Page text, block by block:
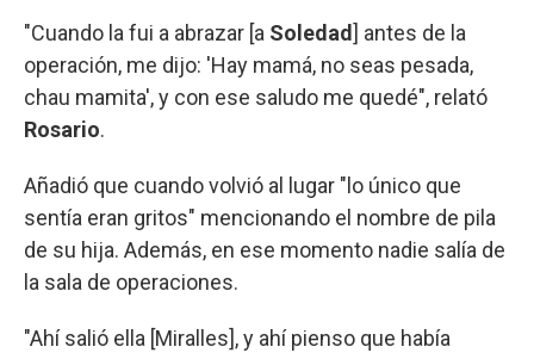
"Cuando la fui a abrazar [a Soledad] antes de la
operación, me dijo: 'Hay mamá, no seas pesada,
chau mamita', y con ese saludo me quedé", relató
Rosario.
Añadió que cuando volvió al lugar "lo único que
sentía eran gritos" mencionando el nombre de pila
de su hija. Además, en ese momento nadie salía de
la sala de operaciones.
"Ahí salió ella [Miralles], y ahí pienso que había